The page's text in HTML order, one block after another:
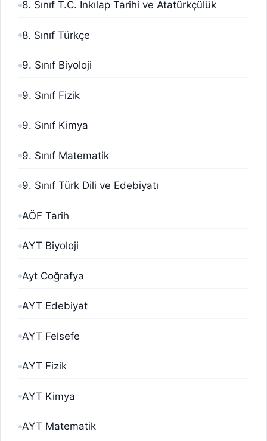
8. Sınıf T.C. İnkılap Tarihi ve Atatürkçülük
8. Sınıf Türkçe
9. Sınıf Biyoloji
9. Sınıf Fizik
9. Sınıf Kimya
9. Sınıf Matematik
9. Sınıf Türk Dili ve Edebiyatı
AÖF Tarih
AYT Biyoloji
Ayt Coğrafya
AYT Edebiyat
AYT Felsefe
AYT Fizik
AYT Kimya
AYT Matematik